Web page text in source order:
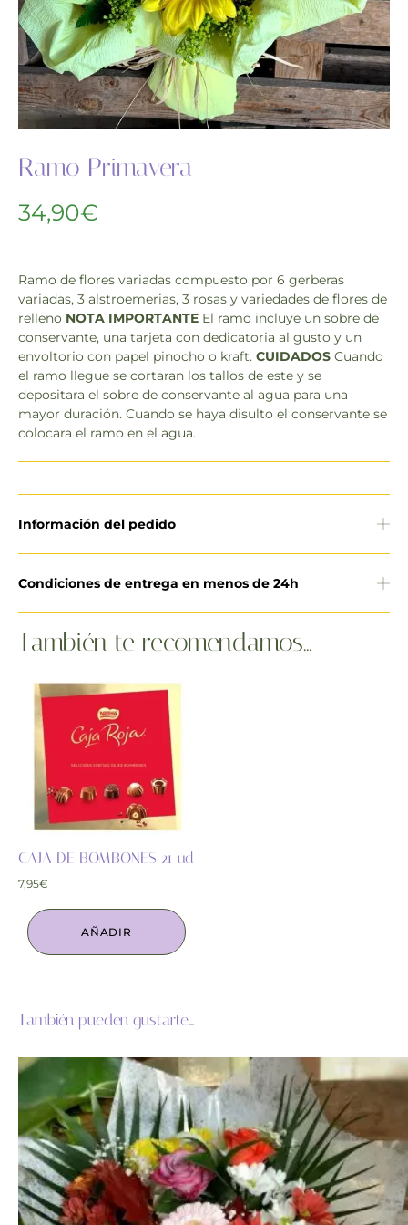
Ramo Primavera
34,90€
Ramo de flores variadas compuesto por 6 gerberas
variadas, 3 alstroemerias, 3 rosas y variedades de flores de
relleno NOTA IMPORTANTE El ramo incluye un sobre de
conservante, una tarjeta con dedicatoria al gusto y un
envoltorio con papel pinocho o kraft. CUIDADOS Cuando
el ramo llegue se cortaran los tallos de este y se
depositara el sobre de conservante al agua para una
mayor duración. Cuando se haya disulto el conservante se
colocara el ramo en el agua.
Información del pedido
Condiciones de entrega en menos de 24h
También te recomendamos…
CAJA DE BOMBONES 21 ud
7,95€
AÑADIR
También pueden gustarte...